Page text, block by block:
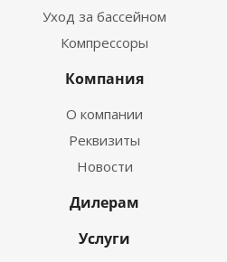
Уход за бассейном
Компрессоры
Компания
О компании
Реквизиты
Новости
Дилерам
Услуги